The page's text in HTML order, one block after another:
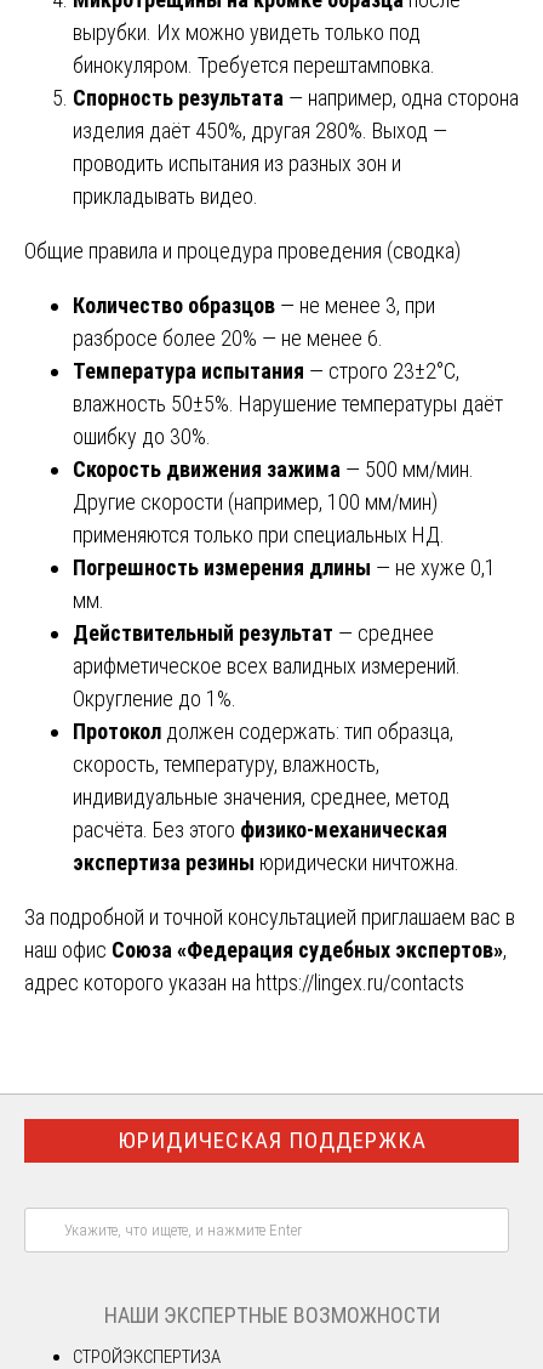
вырубки. Их можно увидеть только под
бинокуляром. Требуется перештамповка.
Спорность результата — например, одна сторона
изделия даёт 450%, другая 280%. Выход —
проводить испытания из разных зон и
прикладывать видео.
Общие правила и процедура проведения (сводка)
Количество образцов — не менее 3, при
разбросе более 20% — не менее 6.
Температура испытания — строго 23±2°C,
влажность 50±5%. Нарушение температуры даёт
ошибку до 30%.
Скорость движения зажима — 500 мм/мин.
Другие скорости (например, 100 мм/мин)
применяются только при специальных НД.
Погрешность измерения длины — не хуже 0,1
мм.
Действительный результат — среднее
арифметическое всех валидных измерений.
Округление до 1%.
Протокол должен содержать: тип образца,
скорость, температуру, влажность,
индивидуальные значения, среднее, метод
расчёта. Без этого физико-механическая
экспертиза резины юридически ничтожна.
За подробной и точной консультацией приглашаем вас в
наш офис Союза «Федерация судебных экспертов»,
адрес которого указан на https://lingex.ru/contacts
ЮРИДИЧЕСКАЯ ПОДДЕРЖКА
НАШИ ЭКСПЕРТНЫЕ ВОЗМОЖНОСТИ
СТРОЙЭКСПЕРТИЗА